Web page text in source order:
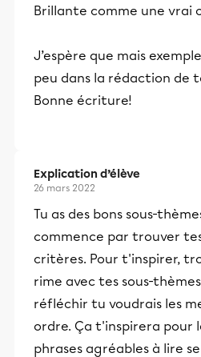
Brillante comme une vrai
J’espère que mais
peu dans la rédaction de
Bonne écriture!
Explication d’élève
26 mars 2022
Tu as des bons sous-
commence par trouver
critères. Pour t'inspirer,
rime avec tes sous-
réfléchir tu voudrais les
ordre. Ça t'inspirera pour
phrases agréables à lire